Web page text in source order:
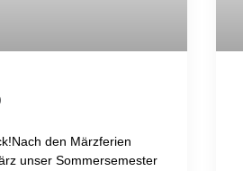
den Märzferien
unser Sommersemester